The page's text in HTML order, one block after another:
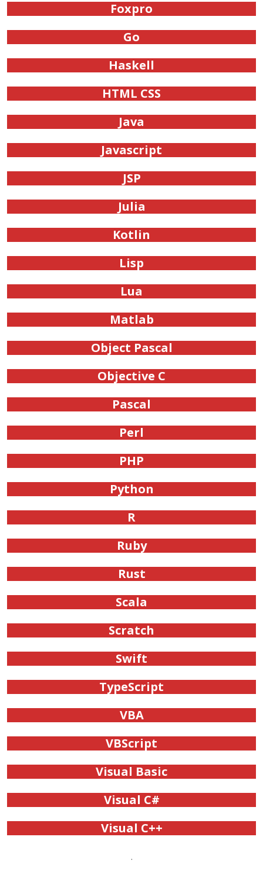
Foxpro
Go
Haskell
HTML CSS
Java
Javascript
JSP
Julia
Kotlin
Lisp
Lua
Matlab
Object Pascal
Objective C
Pascal
Perl
PHP
Python
R
Ruby
Rust
Scala
Scratch
Swift
TypeScript
VBA
VBScript
Visual Basic
Visual C#
Visual C++
.